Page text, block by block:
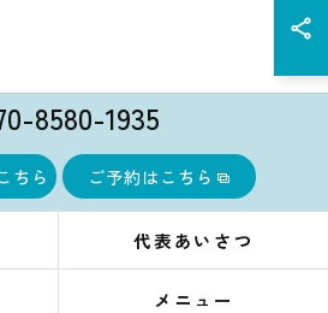
8580-1935
ちら ご予約はこちら
代表あいさつ
メニュー